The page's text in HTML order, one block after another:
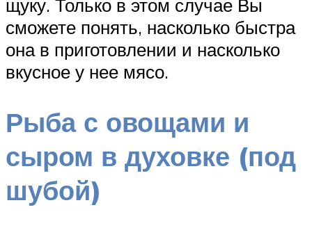
щуку. Только в этом случае Вы
сможете понять, насколько быстра
она в приготовлении и насколько
вкусное у нее мясо.
Рыба с овощами и
сыром в духовке (под
шубой)